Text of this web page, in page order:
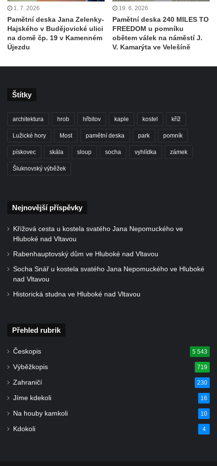
Povodňový sloup I. v Dobříni
Pamětní kámen vodního díla Josefův Důl
Socha svatého Floriána na domě čp. 3 v
Socha svaté Anny u domu čp. 3 v Oparnu
na Mezní Louce
Kamenný obelisk na vyhlídce u Pravčické
a svatého Jana Nepomuckého východně
Socha vodníka na trase naučné stezky v
Srbské Kamenici
Podstavec v zámecké zahradě v Duchcově
Socha Andromedé u pavilonu Reinerovy
fresky v Duchcově
Duchcově
Socha Afrodité u pavilonu Reinerovy fresky
parku v Duchcově
1. 7. 2026
Pamětní deska Jana Zelenky-
Hajského v Budějovické ulici
na domě čp. 19 v Kamenném
Újezdu
19. 6. 2026
Pamětní deska 240 MILES TO
FREEDOM u pomníku
obětem válek na náměstí J.
V. Kamarýta ve Velešíně
Štítky
architektura hrob hřbitov kaple kostel kříž
Lužické hory Most pamětní deska park pomník
pískovec skála sloup socha vyhlídka zámek
Šluknovský výběžek
Nejnovější příspěvky
Křížová cesta u kostela svatého Jana Nepomuckého ve
Hluboké nad Vltavou
Rabenhauptovský dům ve Hluboké nad Vltavou
Socha Snář u kostela svatého Jana Nepomuckého ve Hluboké
nad Vltavou
Historická studna ve Hluboké nad Vltavou
Přehled rubrik
Českopis 5 543
Výběžkopis 719
Zahraničí 230
Jíme kdekoli 16
Na houby kamkoli 10
Kdokoli 4